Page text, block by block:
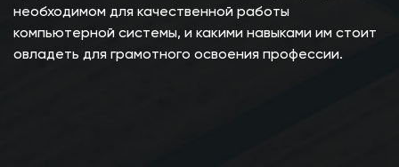
необходимом для качественной работы
компьютерной системы, и какими навыками им стоит
овладеть для грамотного освоения профессии.